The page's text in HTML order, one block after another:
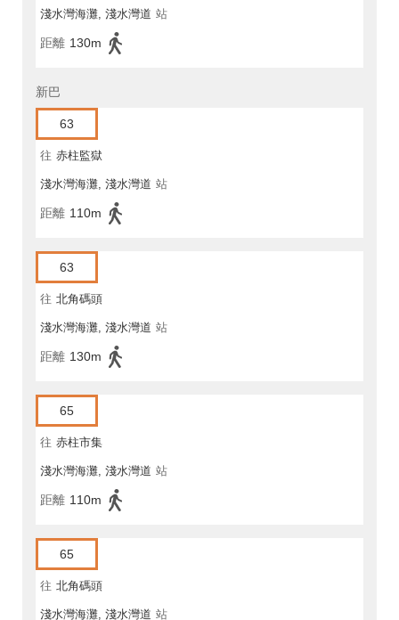
淺水灣海灘, 淺水灣道 站
距離 130m
新巴
63
往 赤柱監獄
淺水灣海灘, 淺水灣道 站
距離 110m
63
往 北角碼頭
淺水灣海灘, 淺水灣道 站
距離 130m
65
往 赤柱市集
淺水灣海灘, 淺水灣道 站
距離 110m
65
往 北角碼頭
淺水灣海灘, 淺水灣道 站